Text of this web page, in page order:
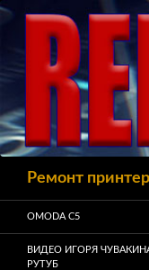
Ремонт
OMODA C5
ВИДЕО ИГОРЯ
РУТУБ